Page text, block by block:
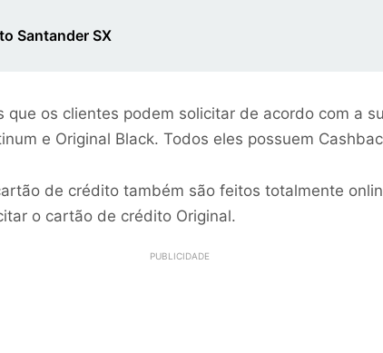
Santander SX
os clientes podem solicitar de acordo com a
e Original Black. Todos eles possuem
de crédito também são feitos totalmente
o cartão de crédito Original.
PUBLICIDADE